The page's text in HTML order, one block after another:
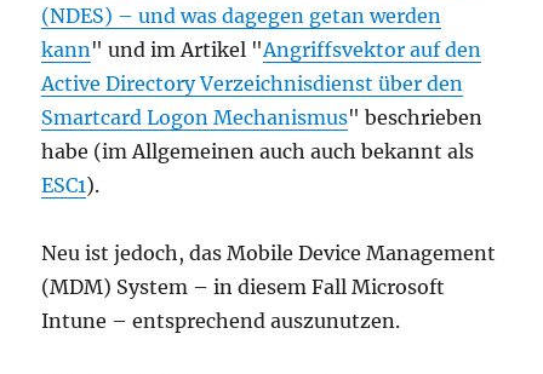
(NDES) – und was dagegen getan werden
kann " und im Artikel "Angriffsvektor auf den
Active Directory Verzeichnisdienst über den
Smartcard Logon Mechanismus" beschrieben
habe (im Allgemeinen auch auch bekannt als
ESC1).
Neu ist jedoch, das Mobile Device Management
(MDM) System – in diesem Fall Microsoft
Intune – entsprechend auszunutzen.